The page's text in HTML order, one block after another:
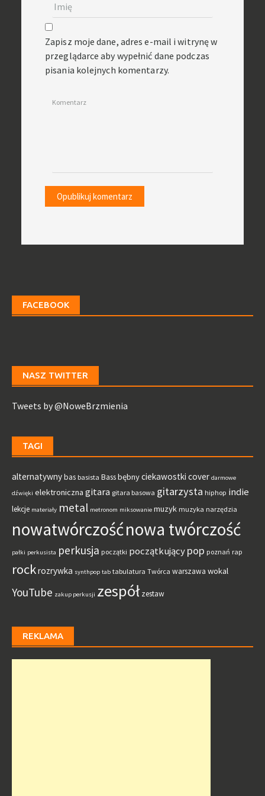
Zapisz moje dane, adres e-mail i witrynę w
przeglądarce aby wypełnić dane podczas
pisania kolejnych komentarzy.
Komentarz
FACEBOOK
NASZ TWITTER
Tweets by @NoweBrzmienia
TAGI
alternatywnybas basista Bassbębnyciekawostki cover darmowe
dźwięki elektroniczna gitara gitara basowa gitarzysta hiphop indie
lekcje materiały metal metronom miksowanie muzyk muzyka narzędzia
nowatwórczośćnowa twórczość
pałki perkusista perkusja początki początkującypop poznań rap
rockrozrywka synthpop tab tabulatura Twórca warszawa wokal
YouTube zakup perkusji zespół zestaw
REKLAMA